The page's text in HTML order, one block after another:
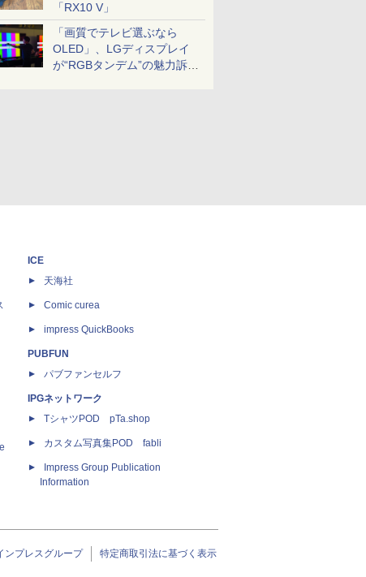
「RX10 V」
「画質でテレビ選ぶなら
OLED」、LGディスプレイ
が“RGBタンデム”の魅力訴
ICE
天海社
Comic curea
impress QuickBooks
PUBFUN
パブファンセルフ
IPGネットワーク
TシャツPOD pTa.shop
カスタム写真集POD fabli
Impress Group Publication
Information
ンプレスグループ 特定商取引法に基づく表示